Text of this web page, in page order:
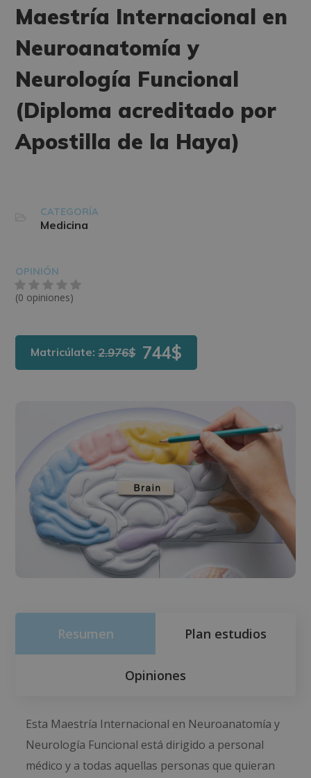
Maestría Internacional en
Neuroanatomía y
Neurología Funcional
(Diploma acreditado por
Apostilla de la Haya)
CATEGORÍA
Medicina
OPINIÓN
(0 opiniones)
Matricúlate:2.976$ 744$
Resumen Plan estudios
Opiniones
Esta Maestría Internacional en Neuroanatomía y
Neurología Funcional está dirigido a personal
médico y a todas aquellas personas que quieran